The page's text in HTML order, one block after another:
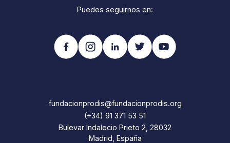
Puedes seguirnos en:
fundacionprodis@fundacionprodis.org
(+34) 91 371 53 51
Bulevar Indalecio Prieto 2, 28032
Madrid, España